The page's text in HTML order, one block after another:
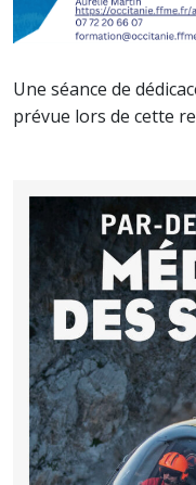
Une séance de
prévue lors de cette